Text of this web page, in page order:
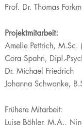
Prof. Dr. Thomas
Projektmitarbeit:
Amelie Pettrich,
Cora Spahn, Dipl.-
Dr. Michael Friedrich
Johanna Schwanke,
Frühere Mitarbeit:
Luise Böhler, M.A.,​ Ni